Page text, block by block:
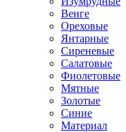
Венге
Ореховые
Янтарные
Сиреневые
Салатовые
Фиолетовые
Мятные
Золотые
Синие
Материал